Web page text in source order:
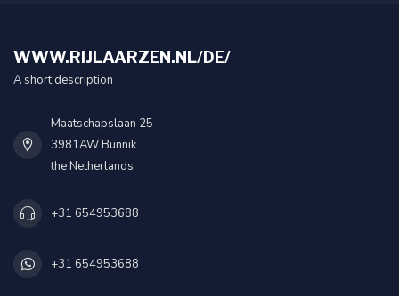
WWW.RIJLAARZEN.NL/DE/
A short description
Maatschapslaan 25
3981AW Bunnik
the Netherlands
+31 654953688
+31 654953688